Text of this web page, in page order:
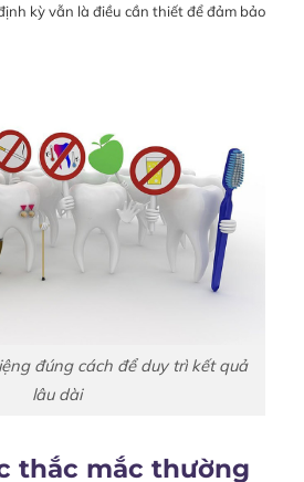
kỳ vẫn là điều cần thiết để đảm bảo
đúng cách để duy trì kết quả
lâu dài
thắc mắc thường